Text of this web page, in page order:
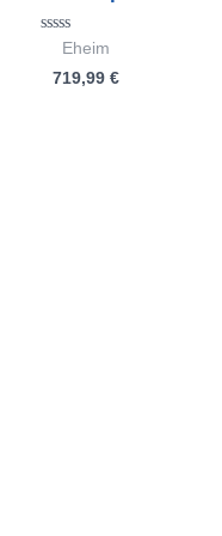
Bewertet
Eheim
719,99 €